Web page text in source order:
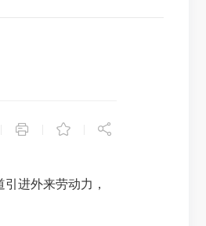
  
进外来劳动力，